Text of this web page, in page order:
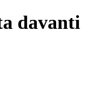
davanti